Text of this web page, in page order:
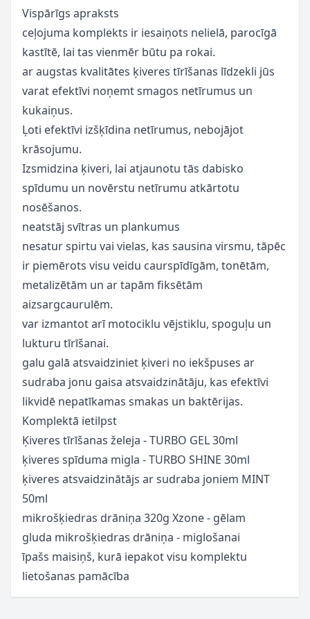
Vispārīgs apraksts
ceļojuma komplekts ir iesaiņots nelielā, parocīgā
kastītē, lai tas vienmēr būtu pa rokai.
ar augstas kvalitātes ķiveres tīrīšanas līdzekli jūs
varat efektīvi noņemt smagos netīrumus un
kukaiņus.
Ļoti efektīvi izšķīdina netīrumus, nebojājot
krāsojumu.
Izsmidzina ķiveri, lai atjaunotu tās dabisko
spīdumu un novērstu netīrumu atkārtotu
nosēšanos.
neatstāj svītras un plankumus
nesatur spirtu vai vielas, kas sausina virsmu, tāpēc
ir piemērots visu veidu caurspīdīgām, tonētām,
metalizētām un ar tapām fiksētām
aizsargcaurulēm.
var izmantot arī motociklu vējstiklu, spoguļu un
lukturu tīrīšanai.
galu galā atsvaidziniet ķiveri no iekšpuses ar
sudraba jonu gaisa atsvaidzinātāju, kas efektīvi
likvidē nepatīkamas smakas un baktērijas.
Komplektā ietilpst
Ķiveres tīrīšanas želeja - TURBO GEL 30ml
ķiveres spīduma migla - TURBO SHINE 30ml
ķiveres atsvaidzinātājs ar sudraba joniem MINT
50ml
mikrošķiedras drāniņa 320g Xzone - gēlam
gluda mikrošķiedras drāniņa - miglošanai
īpašs maisiņš, kurā iepakot visu komplektu
lietošanas pamācība